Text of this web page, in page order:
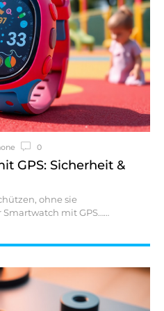
0
GPS: Sicherheit &
ohne sie
mit GPS…